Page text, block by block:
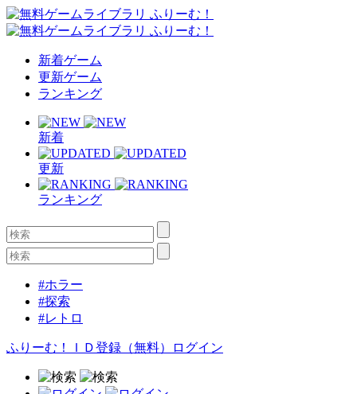
新着ゲーム
更新ゲーム
ランキング
新着
更新
ランキング
#ホラー
#探索
#レトロ
ふりーむ！ＩＤ登録（無料） ログイン